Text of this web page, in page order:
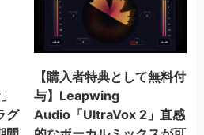
グ
【購入者特典として無料付
与】Leapwing
Audio「UltraVox 2」直感